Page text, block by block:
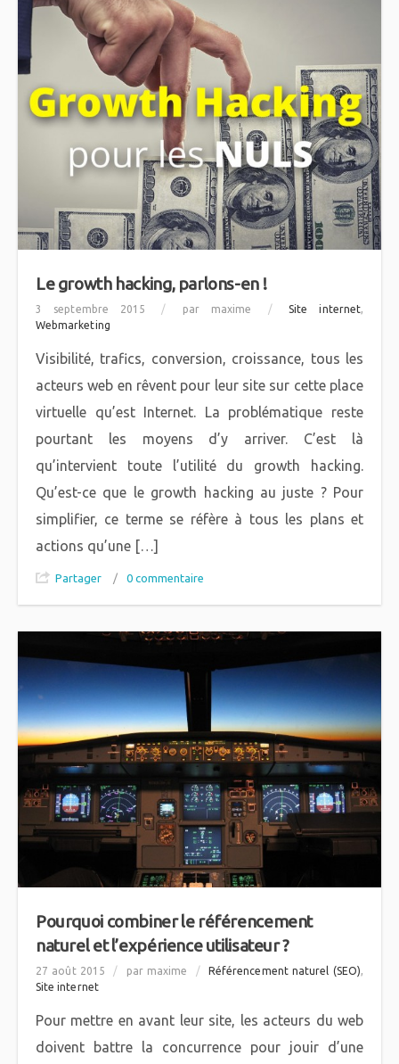
Le growth hacking, parlons-en !
3 septembre 2015 / par maxime / Site internet,
Webmarketing
Visibilité, trafics, conversion, croissance, tous les
acteurs web en rêvent pour leur site sur cette place
virtuelle qu’est Internet. La problématique reste
pourtant les moyens d’y arriver. C’est là
qu’intervient toute l’utilité du growth hacking.
Qu’est-ce que le growth hacking au juste ? Pour
simplifier, ce terme se réfère à tous les plans et
actions qu’une […]
Partager / 0 commentaire
Pourquoi combiner le référencement
naturel et l’expérience utilisateur ?
27 août 2015 / par maxime / Référencement naturel (SEO),
Site internet
Pour mettre en avant leur site, les acteurs du web
doivent battre la concurrence pour jouir d’une